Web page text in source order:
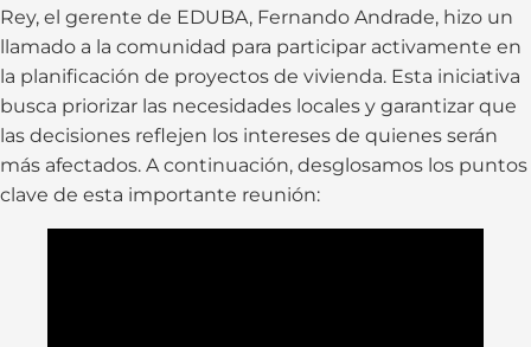
Rey, el gerente de EDUBA, Fernando Andrade, hizo un
llamado a la comunidad para participar activamente en
la planificación de proyectos de vivienda. Esta iniciativa
busca priorizar las necesidades locales y garantizar que
las decisiones reflejen los intereses de quienes serán
más afectados. A continuación, desglosamos los puntos
clave de esta importante reunión: